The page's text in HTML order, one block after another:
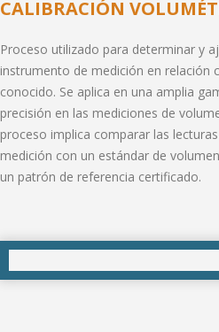
CALIBRACIÓN
Proceso utilizado para determinar y
instrumento de medición en relación
conocido. Se aplica en una amplia
precisión en las mediciones de
proceso implica comparar las
medición con un estándar de
un patrón de referencia certificado.